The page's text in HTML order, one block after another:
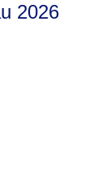
2026